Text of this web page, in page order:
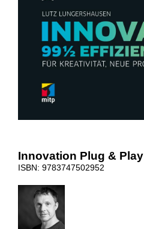
Innovation Plug & Play
ISBN: 9783747502952